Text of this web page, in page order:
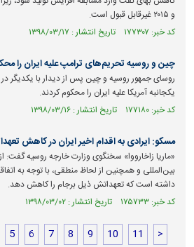
و ۲۰۱۵ غیرقابل قبول است.
کد خبر: ۱۷۷۳۰۷ تاریخ انتشار : ۱۳۹۸/۰۳/۱۷
چین و روسیه تحریم‌های ترامپ علیه ایران را
روسای جمهور روسیه و چین پس از دیدار با یکدیگر
یکجانبه آمریکا علیه ایران را محکوم کردند.
کد خبر: ۱۷۷۱۸۰ تاریخ انتشار : ۱۳۹۸/۰۳/۱۶
مسکو: ایرادی به اقدام اخیر ایران در کاهش
«ماریا زاخارووا» سخنگوی وزارت خارجه روسیه گفت: از
بین‌المللی و همچنین از لحاظ منطقی، با توجه به
داشته است که تعهداتش ذیل برجام را کاهش دهد.
کد خبر: ۱۷۵۷۳۳ تاریخ انتشار : ۱۳۹۸/۰۳/۰۲
5 6 7 8 9 10 11 >